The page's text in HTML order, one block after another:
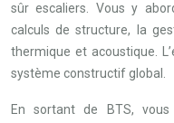
sûr escaliers. Vous y
calculs de structure, la
thermique et acoustique.
système constructif global.
En sortant de BTS,